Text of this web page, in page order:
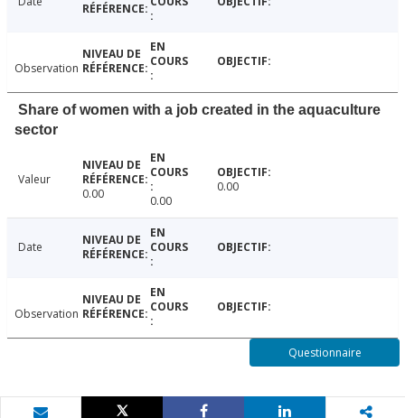
Observation
Share of women with a job created in the aquaculture
sector
Valeur
0.00
0.00
0.00
Date
Observation
Questionnaire